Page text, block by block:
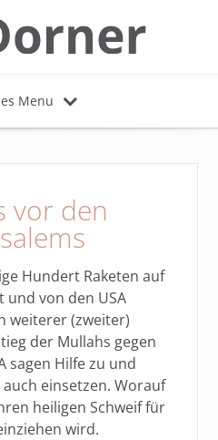
Menu
vor den
Hundert Raketen auf
und von den USA
weiterer (zweiter)
der Mullahs gegen
sagen Hilfe zu und
einsetzen. Worauf
heiligen Schweif für
wird.